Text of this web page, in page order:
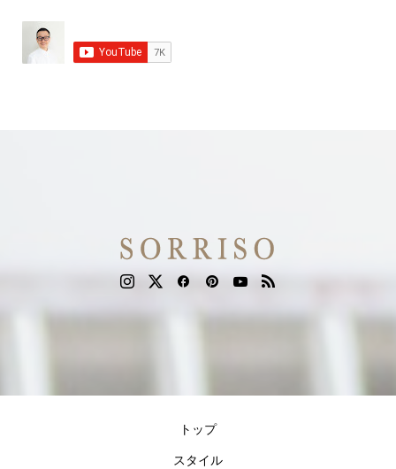
トップ
スタイル